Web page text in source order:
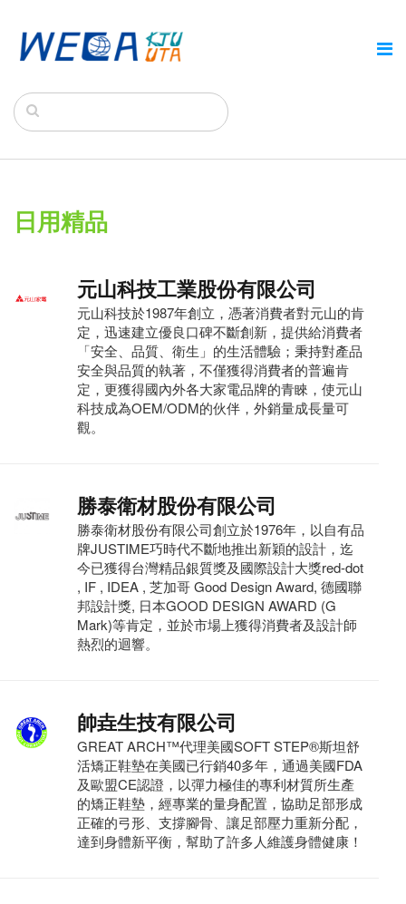
日用精品
元山科技工業股份有限公司
元山科技於1987年創立，憑著消費者對元山的肯
定，迅速建立優良口碑不斷創新，提供給消費者
「安全、品質、衛生」的生活體驗；秉持對產品
安全與品質的執著，不僅獲得消費者的普遍肯
定，更獲得國內外各大家電品牌的青睞，使元山
科技成為OEM/ODM的伙伴，外銷量成長量可
觀。
勝泰衛材股份有限公司
勝泰衛材股份有限公司創立於1976年，以自有品
牌JUSTIME巧時代不斷地推出新穎的設計，迄
今已獲得台灣精品銀質獎及國際設計大獎red-dot
, IF , IDEA , 芝加哥 Good Design Award, 德國聯
邦設計獎, 日本GOOD DESIGN AWARD (G
Mark)等肯定，並於市場上獲得消費者及設計師
熱烈的迴響。
帥垚生技有限公司
GREAT ARCH™代理美國SOFT STEP®斯坦舒
活矯正鞋墊在美國已行銷40多年，通過美國FDA
及歐盟CE認證，以彈力極佳的專利材質所生產
的矯正鞋墊，經專業的量身配置，協助足部形成
正確的弓形、支撐腳骨、讓足部壓力重新分配，
達到身體新平衡，幫助了許多人維護身體健康！